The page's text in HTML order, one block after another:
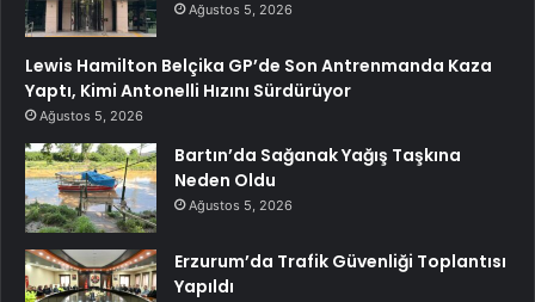
Ağustos 5, 2026
Lewis Hamilton Belçika GP’de Son Antrenmanda Kaza
Yaptı, Kimi Antonelli Hızını Sürdürüyor
Ağustos 5, 2026
Bartın’da Sağanak Yağış Taşkına
Neden Oldu
Ağustos 5, 2026
Erzurum’da Trafik Güvenliği Toplantısı
Yapıldı